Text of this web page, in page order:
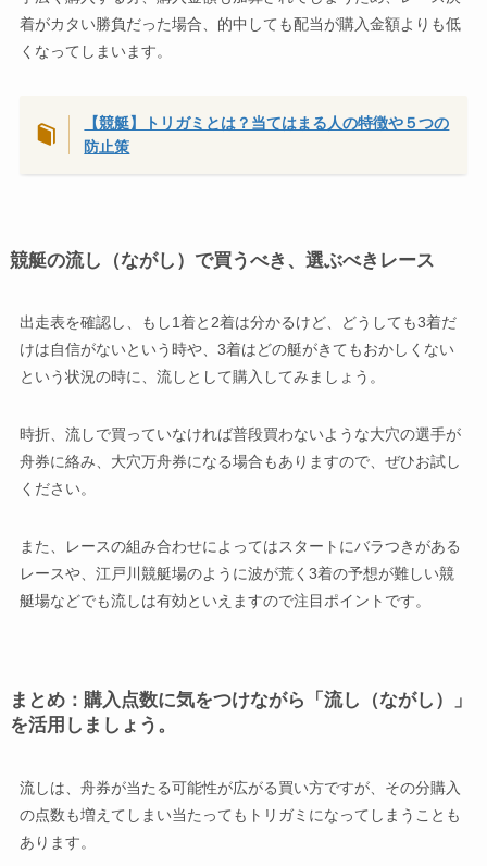
着がカタい勝負だった場合、的中しても配当が購入金額よりも低
くなってしまいます。
【競艇】トリガミとは？当てはまる人の特徴や５つの
防止策
競艇の流し（ながし）で買うべき、選ぶべきレース
出走表を確認し、もし1着と2着は分かるけど、どうしても3着だ
けは自信がないという時や、3着はどの艇がきてもおかしくない
という状況の時に、流しとして購入してみましょう。
時折、流しで買っていなければ普段買わないような大穴の選手が
舟券に絡み、大穴万舟券になる場合もありますので、ぜひお試し
ください。
また、レースの組み合わせによってはスタートにバラつきがある
レースや、江戸川競艇場のように波が荒く3着の予想が難しい競
艇場などでも流しは有効といえますので注目ポイントです。
まとめ：購入点数に気をつけながら「流し（ながし）」
を活用しましょう。
流しは、舟券が当たる可能性が広がる買い方ですが、その分購入
の点数も増えてしまい当たってもトリガミになってしまうことも
あります。